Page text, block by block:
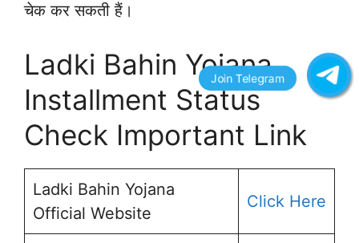
चेक कर सकती हैं।
Ladki Bahin Yojana
Installment Status
Check Important Link
Ladki Bahin Yojana
Official Website
Click Here